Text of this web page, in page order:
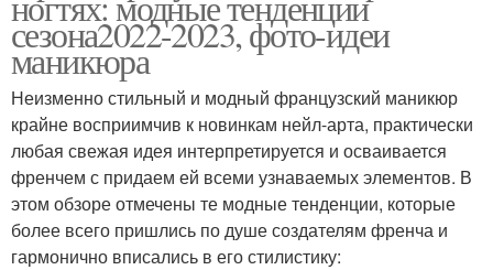
сезона2022-2023, фото-идеи
маникюра
Неизменно стильный и модный французский маникюр
крайне восприимчив к новинкам нейл-арта, практически
любая свежая идея интерпретируется и осваивается
френчем с придаем ей всеми узнаваемых элементов. В
этом обзоре отмечены те модные тенденции, которые
более всего пришлись по душе создателям френча и
гармонично вписались в его стилистику: